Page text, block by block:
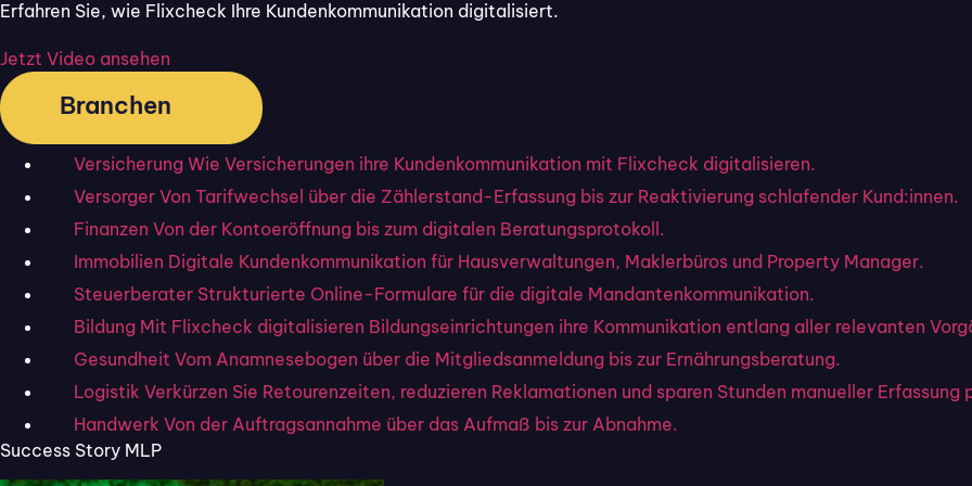
Erfahren Sie, wie Flixcheck Ihre Kundenkommunikation digitalisiert.
Jetzt Video ansehen
Branchen
Versicherung Wie Versicherungen ihre Kundenkommunikation mit Flixcheck digitalisieren.
Versorger Von Tarifwechsel über die Zählerstand-Erfassung bis zur Reaktivierung schlafender Kund:innen.
Finanzen Von der Kontoeröffnung bis zum digitalen Beratungsprotokoll.
Immobilien Digitale Kundenkommunikation für Hausverwaltungen, Maklerbüros und Property Manager.
Steuerberater Strukturierte Online-Formulare für die digitale Mandantenkommunikation.
Bildung Mit Flixcheck digitalisieren Bildungseinrichtungen ihre Kommunikation entlang aller relevanten
Gesundheit Vom Anamnesebogen über die Mitgliedsanmeldung bis zur Ernährungsberatung.
Logistik Verkürzen Sie Retourenzeiten, reduzieren Reklamationen und sparen Stunden manueller Erfassung
Handwerk Von der Auftragsannahme über das Aufmaß bis zur Abnahme.
Success Story MLP
Einwilligung, Behandlungsvertrag, Folge-Anamnese.
ISO 27001
Ihre Daten in zertifizierter Sicherheit
Flixcheckist offiziell nachISO 27001zertifiziert – dem international anerkannten Standard für
erfüllen wir nachweislich höchste Anforderungen an den Schutz Ihrer Daten und der Daten Ihrer
eineDSGVO-konforme
deutschen Rechenzentren. So bietet